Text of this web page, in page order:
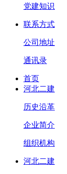
党建知识
联系方式
公司地址
通讯录
首页
河北二建
历史沿革
企业简介
组织机构
河北二建